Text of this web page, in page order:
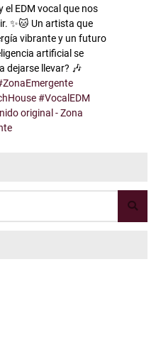
el EDM vocal que nos
✨🐱 Un artista que
vibrante y un futuro
artificial se
dejarse llevar? 🎶
#VocalEDM
original - Zona